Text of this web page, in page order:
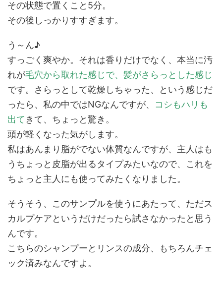
その状態で置くこと5分。
その後しっかりすすぎます。
う～ん♪
すっごく爽やか。それは香りだけでなく、本当に汚
れが毛穴から取れた感じで、髪がさらっとした感じ
です。さらっとして乾燥しちゃった、という感じだ
ったら、私の中ではNGなんですが、 コシもハリも
出て きて、ちょっと驚き。
頭が軽くなった気がします。
私はあんまり脂がでない体質なんですが、主人はも
うちょっと皮脂が出るタイプみたいなので、これを
ちょっと主人にも使ってみたくなりました。
そうそう、このサンプルを使うにあたって、ただス
カルプケアというだけだったら試さなかったと思う
んです。
こちらのシャンプーとリンスの成分、もちろんチェ
ック済みなんですよ。